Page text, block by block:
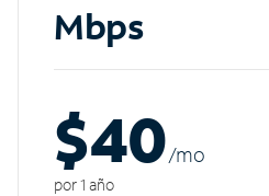
Mbps
$40/mo
por 1 año